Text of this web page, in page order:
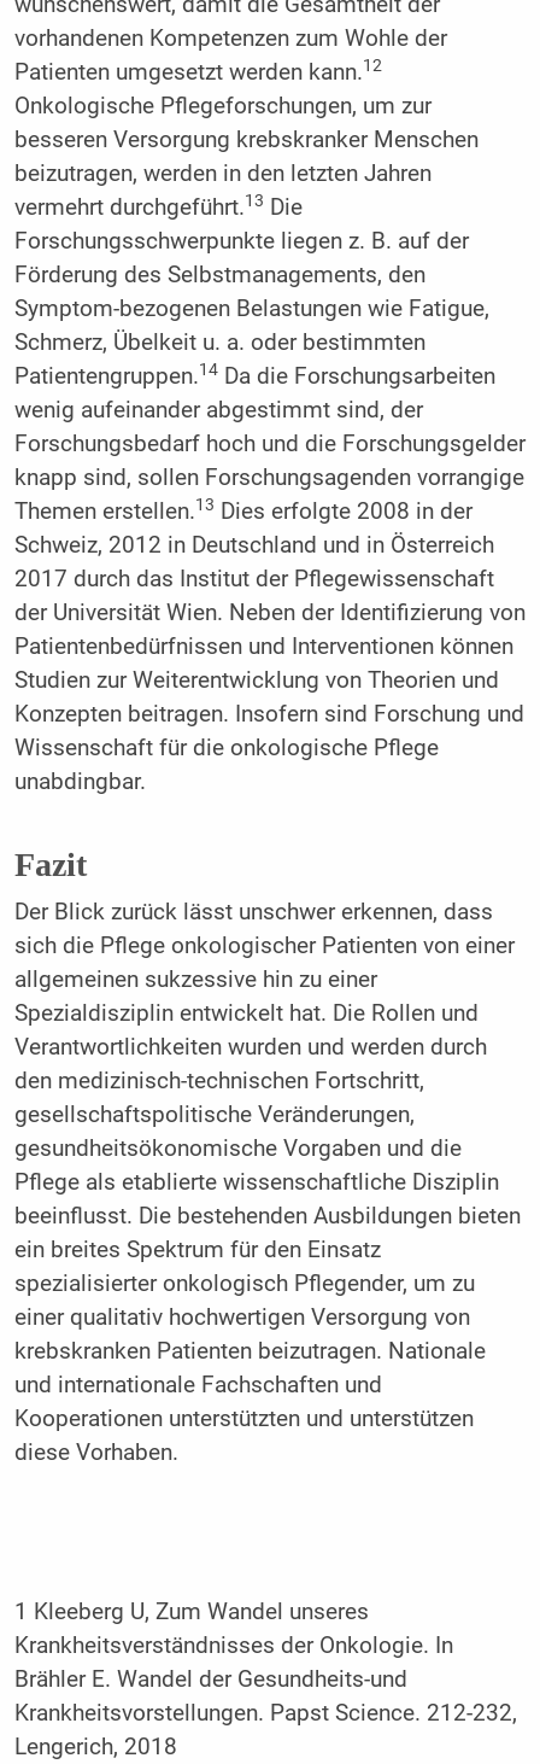
wünschenswert, damit die Gesamtheit der
vorhandenen Kompetenzen zum Wohle der
Patienten umgesetzt werden kann.12
Onkologische Pflegeforschungen, um zur
besseren Versorgung krebskranker Menschen
beizutragen, werden in den letzten Jahren
vermehrt durchgeführt.13 Die
Forschungsschwerpunkte liegen z. B. auf der
Förderung des Selbstmanagements, den
Symptom-bezogenen Belastungen wie Fatigue,
Schmerz, Übelkeit u. a. oder bestimmten
Patientengruppen.14Da die Forschungsarbeiten
wenig aufeinander abgestimmt sind, der
Forschungsbedarf hoch und die Forschungsgelder
knapp sind, sollen Forschungsagenden vorrangige
Themen erstellen.13 Dies erfolgte 2008 in der
Schweiz, 2012 in Deutschland und in Österreich
2017 durch das Institut der Pflegewissenschaft
der Universität Wien. Neben der Identifizierung von
Patientenbedürfnissen und Interventionen können
Studien zur Weiterentwicklung von Theorien und
Konzepten beitragen. Insofern sind Forschung und
Wissenschaft für die onkologische Pflege
unabdingbar.
Fazit
Der Blick zurück lässt unschwer erkennen, dass
sich die Pflege onkologischer Patienten von einer
allgemeinen sukzessive hin zu einer
Spezialdisziplin entwickelt hat. Die Rollen und
Verantwortlichkeiten wurden und werden durch
den medizinisch-technischen Fortschritt,
gesellschaftspolitische Veränderungen,
gesundheitsökonomische Vorgaben und die
Pflege als etablierte wissenschaftliche Disziplin
beeinflusst. Die bestehenden Ausbildungen bieten
ein breites Spektrum für den Einsatz
spezialisierter onkologisch Pflegender, um zu
einer qualitativ hochwertigen Versorgung von
krebskranken Patienten beizutragen. Nationale
und internationale Fachschaften und
Kooperationen unterstützten und unterstützen
diese Vorhaben.
1 Kleeberg U, Zum Wandel unseres
Krankheitsverständnisses der Onkologie. In
Brähler E. Wandel der Gesundheits-und
Krankheitsvorstellungen. Papst Science. 212-232,
Lengerich, 2018